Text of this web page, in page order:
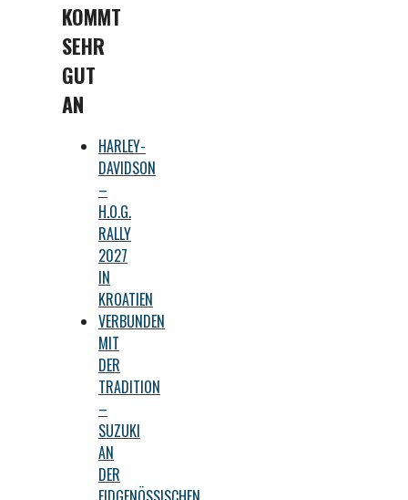
KOMMT
SEHR
GUT
AN
HARLEY-
DAVIDSON
–
H.O.G.
RALLY
2027
IN
KROATIEN
VERBUNDEN
MIT
DER
TRADITION
–
SUZUKI
AN
DER